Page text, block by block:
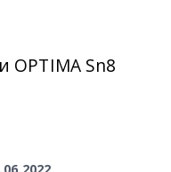
OPTIMA Sn8